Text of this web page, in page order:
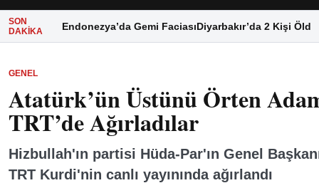
SON
DAKIKA
Endonezya’da Gemi FaciasıDiyarbakır’da 2 Kişi Öldü
GENEL
Atatürk’ün Üstünü Örten
TRT’de Ağırladılar
Hizbullah'ın partisi Hüda-Par'ın Genel
TRT Kurdi'nin canlı yayınında ağırlandı